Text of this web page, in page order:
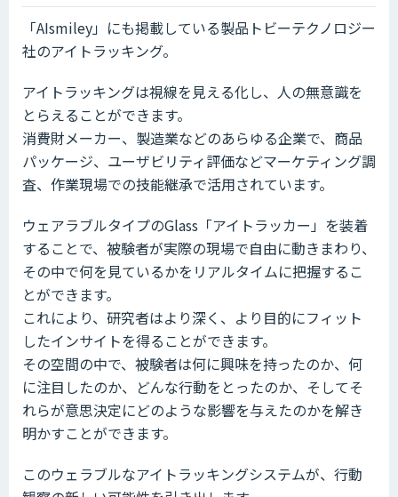
「AIsmiley」にも掲載している製品トビーテクノロジー
社のアイトラッキング。
アイトラッキングは視線を見える化し、人の無意識を
とらえることができます。
消費財メーカー、製造業などのあらゆる企業で、商品
パッケージ、ユーザビリティ評価などマーケティング調
査、作業現場での技能継承で活用されています。
ウェアラブルタイプのGlass「アイトラッカー」を装着
することで、被験者が実際の現場で自由に動きまわり、
その中で何を見ているかをリアルタイムに把握するこ
とができます。
これにより、研究者はより深く、より目的にフィット
したインサイトを得ることができます。
その空間の中で、被験者は何に興味を持ったのか、何
に注目したのか、どんな行動をとったのか、そしてそ
れらが意思決定にどのような影響を与えたのかを解き
明かすことができます。
このウェラブルなアイトラッキングシステムが、行動